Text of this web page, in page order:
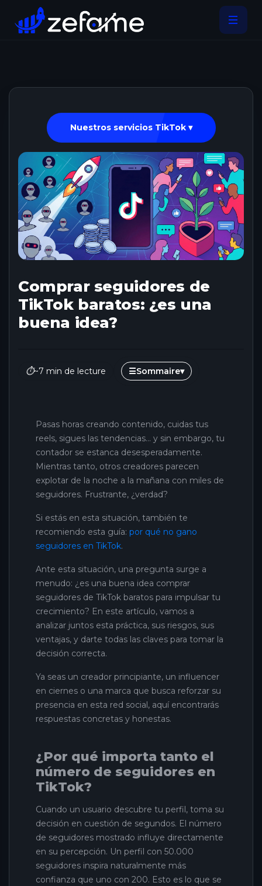
Nuestros servicios TikTok ▾
Comprar seguidores de
TikTok baratos: ¿es una
buena idea?
⏱~7 min de lecture ☰Sommaire▾
Pasas horas creando contenido, cuidas tus
reels, sigues las tendencias… y sin embargo, tu
contador se estanca desesperadamente.
Mientras tanto, otros creadores parecen
explotar de la noche a la mañana con miles de
seguidores. Frustrante, ¿verdad?
Si estás en esta situación, también te
recomiendo esta guía: por qué no gano
seguidores en TikTok.
Ante esta situación, una pregunta surge a
menudo: ¿es una buena idea comprar
seguidores de TikTok baratos para impulsar tu
crecimiento? En este artículo, vamos a
analizar juntos esta práctica, sus riesgos, sus
ventajas, y darte todas las claves para tomar la
decisión correcta.
Ya seas un creador principiante, un influencer
en ciernes o una marca que busca reforzar su
presencia en esta red social, aquí encontrarás
respuestas concretas y honestas.
¿Por qué importa tanto el
número de seguidores en
TikTok?
Cuando un usuario descubre tu perfil, toma su
decisión en cuestión de segundos. El número
de seguidores mostrado influye directamente
en su percepción. Un perfil con 50.000
seguidores inspira naturalmente más
confianza que uno con 200. Esto es lo que se